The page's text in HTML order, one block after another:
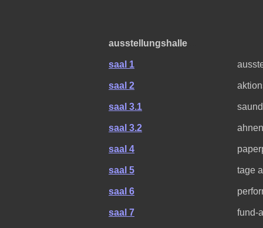
ausstellungshalle
saal 1
saal 2
saal 3.1
saal 3.2
saal 4
saal 5 tage
saal 6
saal 7 fund-